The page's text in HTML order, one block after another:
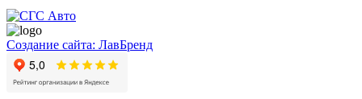
Создание сайта: ЛавБренд